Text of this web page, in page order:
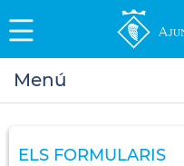
Menú
ELS FORMULARIS